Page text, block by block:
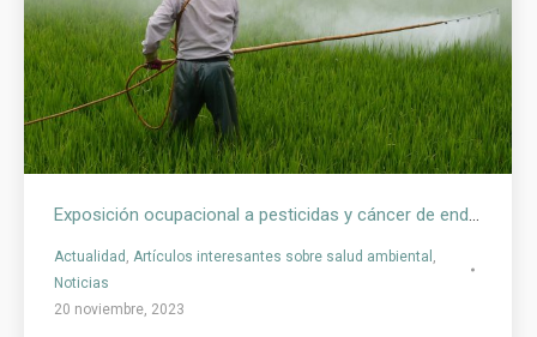
Actualidad Artículos interesantes sobre salud ambiental
Noticias
20 noviembre, 2023